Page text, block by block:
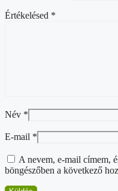
Értékelésed *
Név *
E-mail *
A nevem, e-mail címem,
böngészőben a következő